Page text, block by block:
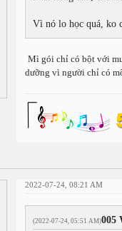
Vì nó lo học quá, ko
Mì gói chỉ có bột với
dưỡng vì người chỉ có
2022-07-24, 08:21 AM
(2022-07-24, 05:51 AM)005